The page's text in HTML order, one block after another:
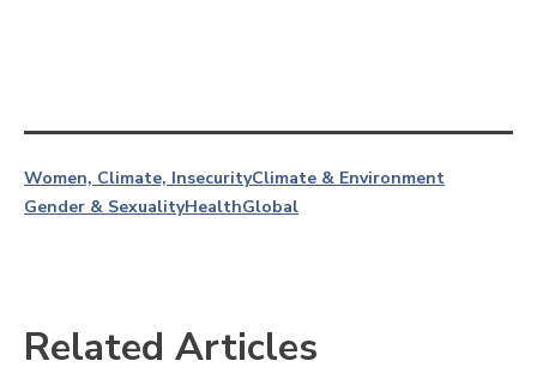
Women, Climate, InsecurityClimate & Environment
Gender & SexualityHealthGlobal
Related Articles